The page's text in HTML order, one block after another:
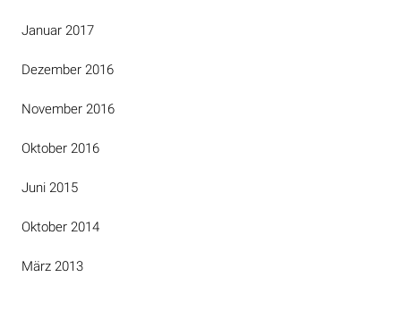
Januar 2017
Dezember 2016
November 2016
Oktober 2016
Juni 2015
Oktober 2014
März 2013